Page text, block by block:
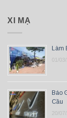
XI MẠ
Làm
01/
Báo
Cầu
20/